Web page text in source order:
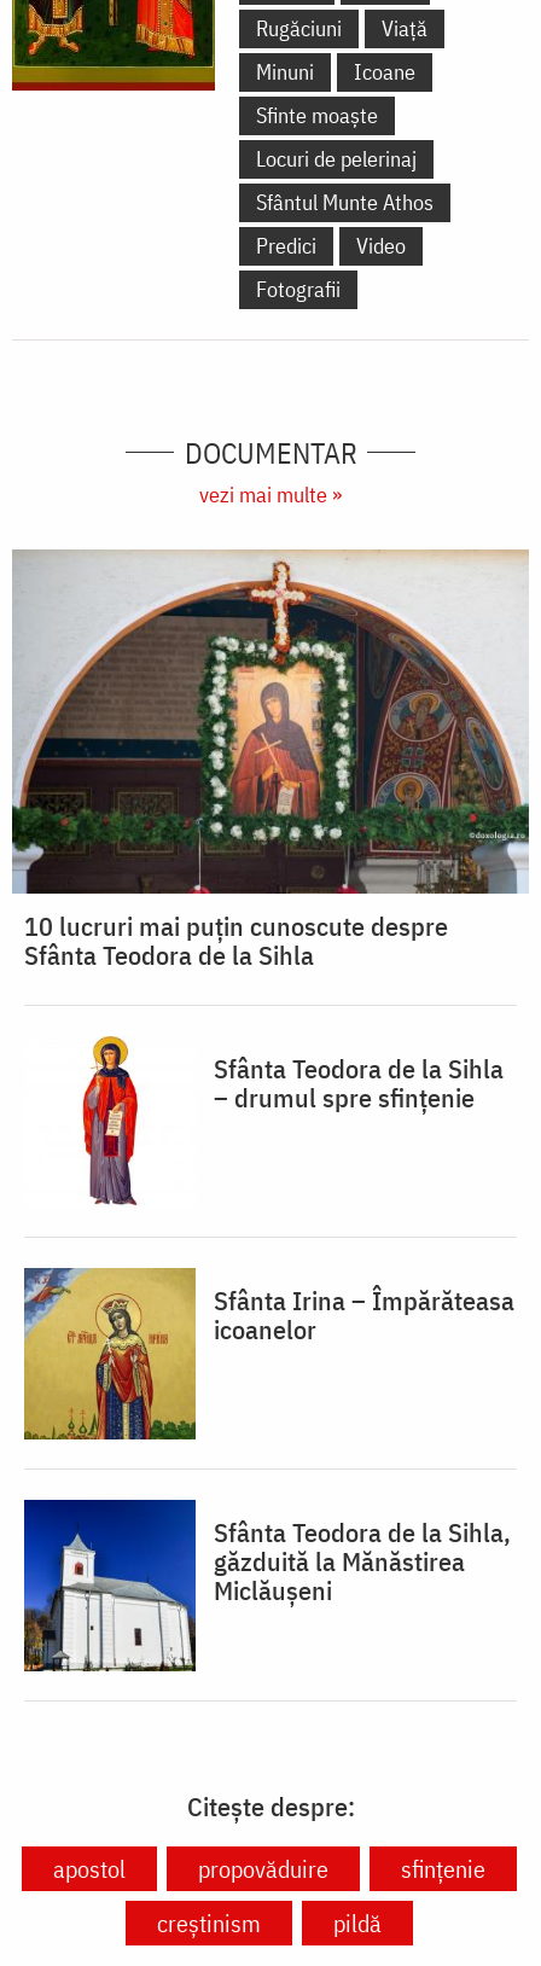
Rugăciuni
Viață
Minuni
Icoane
Sfinte moaște
Locuri de pelerinaj
Sfântul Munte Athos
Predici
Video
Fotografii
DOCUMENTAR
vezi mai multe »
10 lucruri mai puțin cunoscute despre
Sfânta Teodora de la Sihla
Sfânta Teodora de la Sihla
– drumul spre sfințenie
Sfânta Irina – Împărăteasa
icoanelor
Sfânta Teodora de la Sihla,
găzduită la Mănăstirea
Miclăușeni
Citește despre:
apostol propovăduire
sfințenie
creștinism
pildă